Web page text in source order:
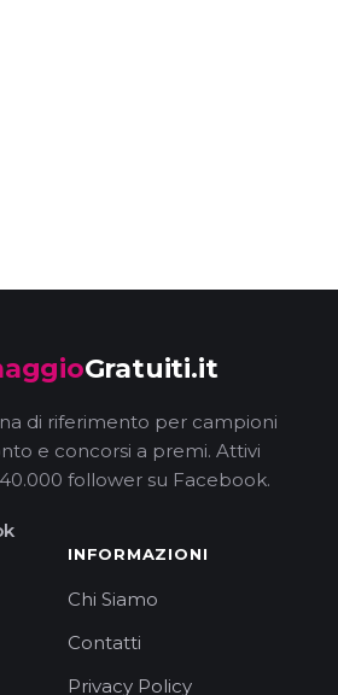
Gratuiti.it
di riferimento per campioni
e concorsi a premi. Attivi
follower su Facebook.
INFORMAZIONI
Chi Siamo
Contatti
Privacy Policy